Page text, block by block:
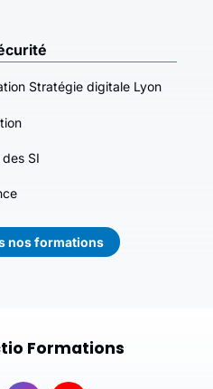
Stratégie digitale Lyon
SI
nos formations
Formations